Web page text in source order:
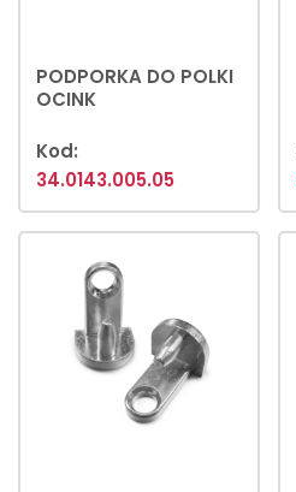
PODPORKA DO POLKI
OCINK
Kod:
34.0143.005.05